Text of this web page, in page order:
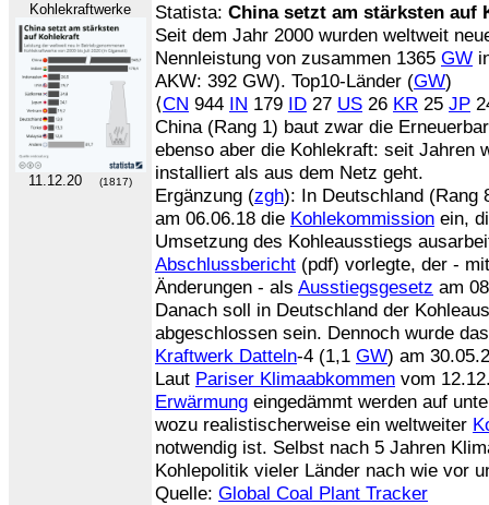
Kohlekraftwerke
11.12.20 (1817)
Statista: China setzt am stärksten auf
Seit dem Jahr 2000 wurden weltweit
Nennleistung von zusammen 1365 GW
AKW: 392 GW). Top10-Länder (GW)
⟨CN 944 IN 179 ID 27 US 26 KR 25 JP
China (Rang 1) baut zwar die
ebenso aber die Kohlekraft: seit Jahren
installiert als aus dem Netz geht.
Ergänzung (zgh): In Deutschland (Rang
am 06.06.18 die Kohlekommission ein,
Umsetzung des Kohleausstiegs
Abschlussbericht (pdf) vorlegte, der -
Änderungen - als Ausstiegsgesetz am
Danach soll in Deutschland der
abgeschlossen sein. Dennoch wurde
Kraftwerk Datteln-4 (1,1 GW) am
Laut Pariser Klimaabkommen vom
Erwärmung eingedämmt werden auf
wozu realistischerweise ein weltweiter
notwendig ist. Selbst nach 5 Jahren
Kohlepolitik vieler Länder nach wie vor
Quelle: Global Coal Plant Tracker